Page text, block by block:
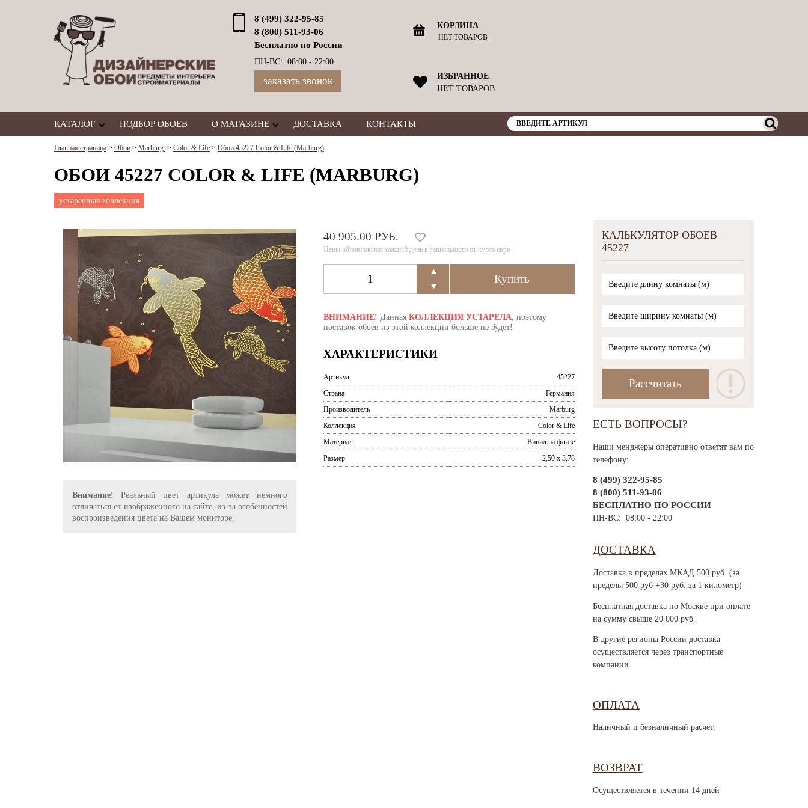
8 (499) 322-95-85
8 (800) 511-93-06
Бесплатно по России
ПН-ВС: 08:00 - 22:00
заказать звонок
КОРЗИНА
НЕТ ТОВАРОВ
ИЗБРАННОЕ
НЕТ ТОВАРОВ
КАТАЛОГ ПОДБОР ОБОЕВ О МАГАЗИНЕ ДОСТАВКА КОНТАКТЫ
Главная страница> Обои> Marburg > Color & Life> Обои 45227 Color & Life (Marburg)
ОБОИ 45227 COLOR & LIFE (MARBURG)
устаревшая коллекция
Внимание! Реальный цвет артикула может немного
отличаться от изображенного на сайте, из-за особенностей
воспроизведения цвета на Вашем мониторе.
40 905.00 РУБ.
Цены обновляются каждый день в зависимости от курса евро
ВНИМАНИЕ! Данная КОЛЛЕКЦИЯ УСТАРЕЛА, поэтому
поставок обоев из этой коллекции больше не будет!
ХАРАКТЕРИСТИКИ
Артикул
45227
Страна
Германия
Производитель
Marburg
Коллекция
Color & Life
Материал
Винил на флизе
Размер
2,50 x 3,78
КАЛЬКУЛЯТОР ОБОЕВ
45227
ЕСТЬ ВОПРОСЫ?
Наши менджеры оперативно ответят вам по
телефону:
8 (499) 322-95-85
8 (800) 511-93-06
БЕСПЛАТНО ПО РОССИИ
ПН-ВС: 08:00 - 22:00
ДОСТАВКА
Доставка в пределах МКАД 500 руб. (за
пределы 500 руб +30 руб. за 1 километр)
Бесплатная доставка по Москве при оплате
на сумму свыше 20 000 руб.
В другие регионы России доставка
осуществляется через транспортные
компании
ОПЛАТА
Наличный и безналичный расчет.
ВОЗВРАТ
Осуществляется в течении 14 дней